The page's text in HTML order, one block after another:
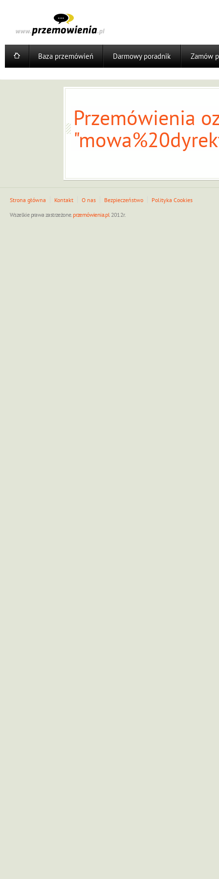
Baza przemówień Darmowy poradnik Zamów
Przemówienia
Strona główna Kontakt O nas Bezpieczeństwo
Polityka Cookies
Wszelkie prawa zastrzeżone. przemówienia.pl2012r.